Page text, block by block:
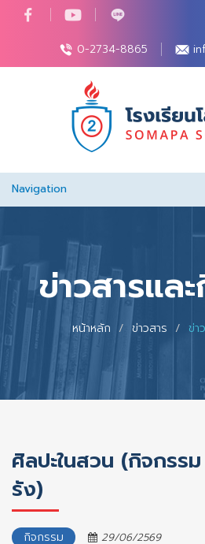
0-2734-8865
Navigation
ข่าวสารแล
หน้าหลัก ข่าวสาร ข่า
ศิลปะในสวน (กิจกรร
รัง)
กิจกรรม 29/06/2569